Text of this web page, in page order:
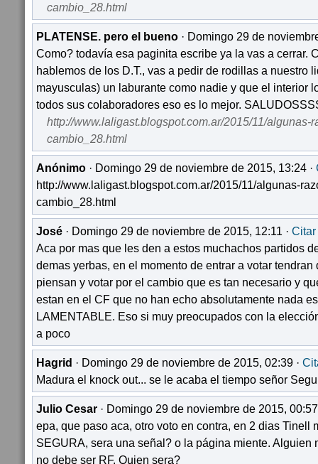
cambio_28.html
PLATENSE. pero el bueno · Domingo 29 de
Como? todavía esa paginita escribe ya la vas a cerrar.
hablemos de los D.T., vas a pedir de rodillas a nuestro
mayusculas) un laburante como nadie y que el interior
todos sus colaboradores eso es lo mejor.
http://www.laligast.blogspot.com.ar/2015/11/algunas-
cambio_28.html
Anónimo · Domingo 29 de noviembre de 2015, 13:24 ·
http://www.laligast.blogspot.com.ar/2015/11/algunas-
cambio_28.html
José · Domingo 29 de noviembre de 2015, 12:11 · Citar
Aca por mas que les den a estos muchachos partidos
demas yerbas, en el momento de entrar a votar
piensan y votar por el cambio que es tan necesario y
estan en el CF que no han echo absolutamente nada
LAMENTABLE. Eso si muy preocupados con la
a poco
Hagrid · Domingo 29 de noviembre de 2015, 02:39 ·
Madura el knock out... se le acaba el tiempo señor
Julio Cesar · Domingo 29 de noviembre de 2015,
epa, que paso aca, otro voto en contra, en 2 dias Tinell
SEGURA, sera una señal? o la página miente. Alguien
no debe ser RF. Quien sera?